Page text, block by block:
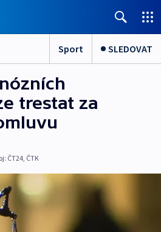
Sport SLEDOVAT
trestat za
ČT24, ČTK